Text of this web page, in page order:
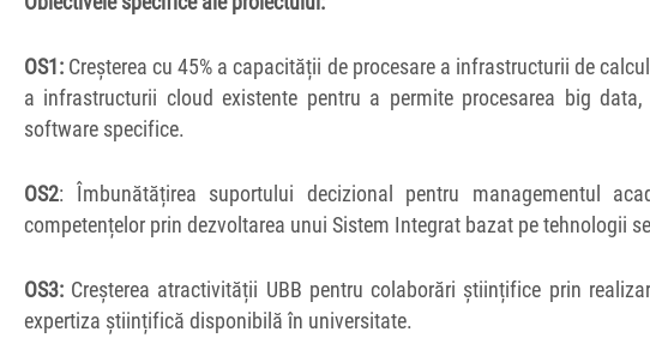
OS1: Creșterea cu 45% a capacității de procesare a infrastructurii de
a infrastructurii cloud existente pentru a permite procesarea big
software specifice.
OS2: Îmbunătățirea suportului decizional pentru managementul
competențelor prin dezvoltarea unui Sistem Integrat bazat pe tehnologii
OS3: Creșterea atractivității UBB pentru colaborări științifice prin
expertiza științifică disponibilă în universitate.